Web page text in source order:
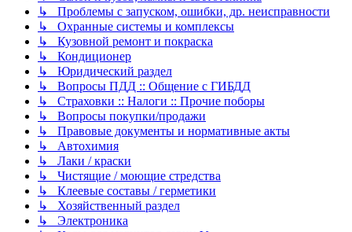
↳ Проблемы с запуском, ошибки, др. неисправности
↳ Охранные системы и комплексы
↳ Кузовной ремонт и покраска
↳ Кондиционер
↳ Юридический раздел
↳ Вопросы ПДД :: Общение с ГИБДД
↳ Страховки :: Налоги :: Прочие поборы
↳ Вопросы покупки/продажи
↳ Правовые документы и нормативные акты
↳ Автохимия
↳ Лаки / краски
↳ Чистящие / моющие стредства
↳ Клеевые составы / герметики
↳ Хозяйственный раздел
↳ Электроника